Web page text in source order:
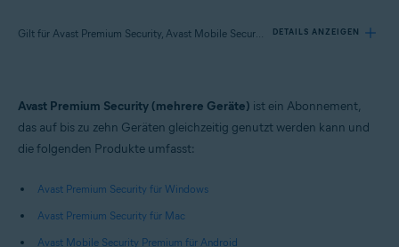
Gilt für Avast Premium Security, Avast Mobile Security Premium DETAILS ANZEIGEN
Produkte:
Avast Premium Security
Avast Premium Security (mehrere Geräte) ist ein Abonnement,
das auf bis zu zehn Geräten gleichzeitig genutzt werden kann und
die folgenden Produkte umfasst:
Avast Premium Security für Windows
Avast Premium Security für Mac
Avast Mobile Security Premium für Android